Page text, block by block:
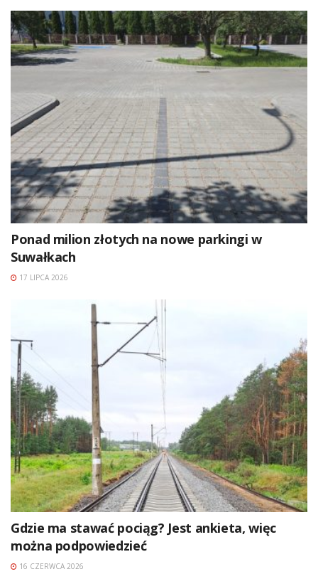
Ponad milion złotych na nowe parkingi w
Suwałkach
17 LIPCA 2026
Gdzie ma stawać pociąg? Jest ankieta, więc
można podpowiedzieć
16 CZERWCA 2026